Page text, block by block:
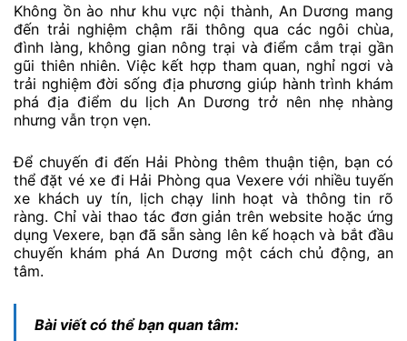
Không ồn ào như khu vực nội thành, An Dương mang
đến trải nghiệm chậm rãi thông qua các ngôi chùa,
đình làng, không gian nông trại và điểm cắm trại gần
gũi thiên nhiên. Việc kết hợp tham quan, nghỉ ngơi và
trải nghiệm đời sống địa phương giúp hành trình khám
phá địa điểm du lịch An Dương trở nên nhẹ nhàng
nhưng vẫn trọn vẹn.
Để chuyến đi đến Hải Phòng thêm thuận tiện, bạn có
thể đặt vé xe đi Hải Phòng qua Vexere với nhiều tuyến
xe khách uy tín, lịch chạy linh hoạt và thông tin rõ
ràng. Chỉ vài thao tác đơn giản trên website hoặc ứng
dụng Vexere, bạn đã sẵn sàng lên kế hoạch và bắt đầu
chuyến khám phá An Dương một cách chủ động, an
tâm.
Bài viết có thể bạn quan tâm: